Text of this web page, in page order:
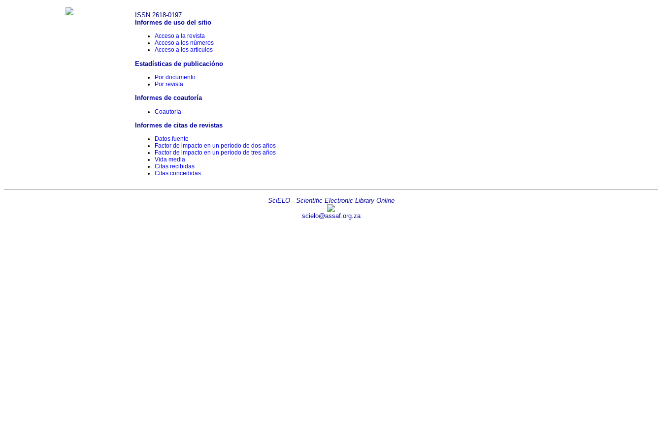
ISSN 2618-0197
Informes de uso del sitio
Acceso a la revista
Acceso a los números
Acceso a los artículos
Estadísticas de publicacióno
Por documento
Por revista
Informes de coautoría
Coautoría
Informes de citas de revistas
Datos fuente
Factor de impacto en un período de dos años
Factor de impacto en un período de tres años
Vida media
Citas recibidas
Citas concedidas
SciELO - Scientific Electronic Library Online
scielo@assaf.org.za